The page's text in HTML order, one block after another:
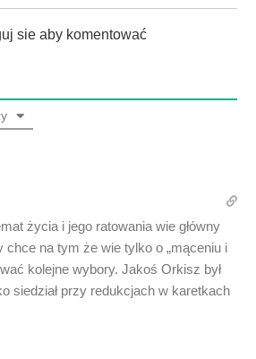
sie aby komentować
życia i jego ratowania wie główny
chce na tym że wie tylko o „mąceniu i
kolejne wybory. Jakoś Orkisz był
siedział przy redukcjach w karetkach